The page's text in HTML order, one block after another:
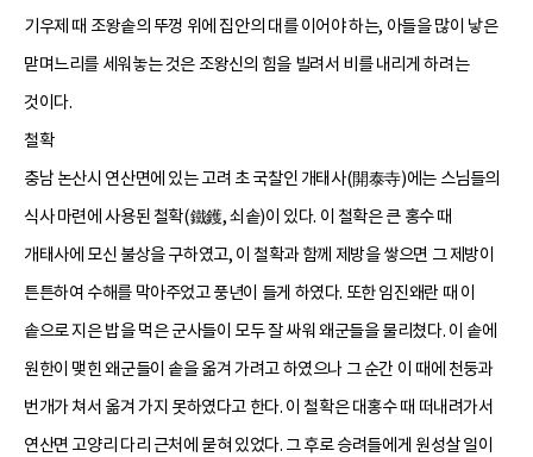
기우제 때 조왕솥의 뚜껑 위에 집안의 대를 이어야 하는, 아들을 많이 낳은
맏며느리를 세워놓는 것은 조왕신의 힘을 빌려서 비를 내리게 하려는
것이다.
철확
충남 논산시 연산면에 있는 고려 초 국찰인 개태사(開泰寺)에는 스님들의
식사 마련에 사용된 철확(鐵鑊, 쇠솥)이 있다. 이 철확은 큰 홍수 때
개태사에 모신 불상을 구하였고, 이 철확과 함께 제방을 쌓으면 그 제방이
튼튼하여 수해를 막아주었고 풍년이 들게 하였다. 또한 임진왜란 때 이
솥으로 지은 밥을 먹은 군사들이 모두 잘 싸워 왜군들을 물리쳤다. 이 솥에
원한이 맺힌 왜군들이 솥을 옮겨 가려고 하였으나 그 순간 이 때에 천둥과
번개가 쳐서 옮겨 가지 못하였다고 한다. 이 철확은 대홍수 때 떠내려가서
연산면 고양리 다리 근처에 묻혀 있었다. 그 후로 승려들에게 원성살 일이